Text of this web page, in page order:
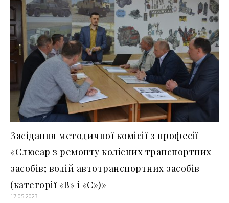
Засідання методичної комісії з професії
«Слюсар з ремонту колісних транспортних
засобів; водій автотранспортних засобів
(категорії «В» і «С»)»
17.05.2023